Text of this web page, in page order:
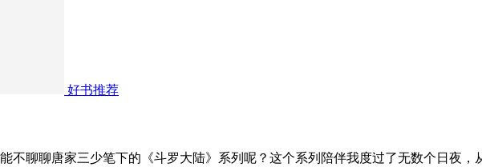
好书推荐
不聊聊唐家三少笔下的《斗罗大陆》系列呢？这个系列陪伴我度过了无数个日夜